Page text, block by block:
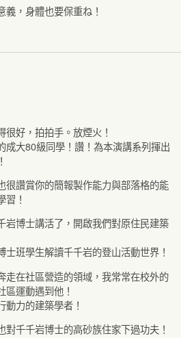
義，身體也要保重ね！
很好，拍拍手。放煙火！
成大80級同學！讚！為本演講系列揮出
很讚賞你的簡報製作能力與部落格的能
習！
岩博士講活了，開啟我們對原住民建築
士班學生解讀千千岩的登山活動世界！
走在社區營造的領域，我常常在校外的
區運動遇到他！
動力的建築學者！
對千千岩博士的高砂族住家下過功夫！